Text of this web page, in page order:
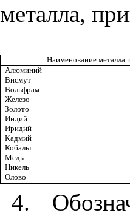
металла,
Наименование металла
Алюминий
Висмут
Вольфрам
Железо
Золото
Индий
Иридий
Кадмий
Кобальт
Медь
Никель
Олово
4.